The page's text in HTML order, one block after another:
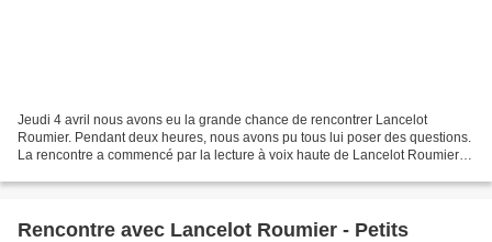
Jeudi 4 avril nous avons eu la grande chance de rencontrer Lancelot
Roumier. Pendant deux heures, nous avons pu tous lui poser des questions.
La rencontre a commencé par la lecture à voix haute de Lancelot Roumier
Rencontre avec Lancelot Roumier - Petits